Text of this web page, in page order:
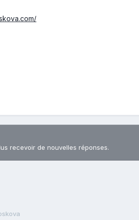
recevoir de nouvelles réponses.